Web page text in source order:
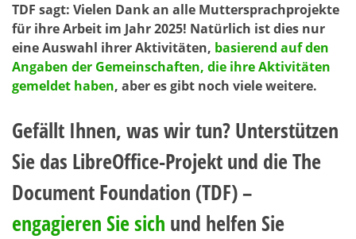
TDF sagt: Vielen Dank an alle Muttersprachprojekte
für ihre Arbeit im Jahr 2025! Natürlich ist dies nur
eine Auswahl ihrer Aktivitäten, basierend auf den
Angaben der Gemeinschaften, die ihre Aktivitäten
gemeldet haben, aber es gibt noch viele weitere.
Gefällt Ihnen, was wir tun? Unterstützen
Sie das LibreOffice-Projekt und die The
Document Foundation (TDF) –
engagieren Sie sich und helfen Sie